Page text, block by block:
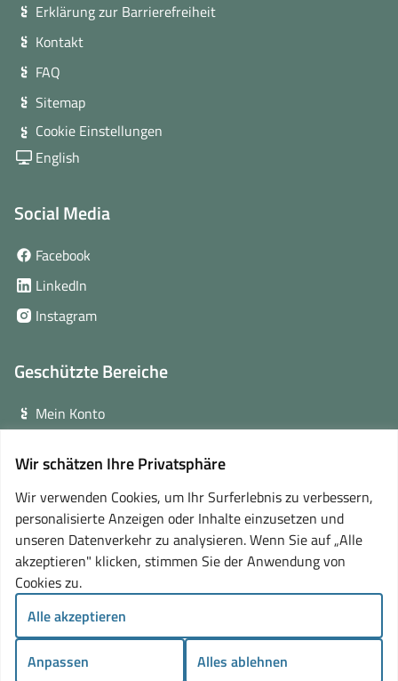
Wir schätzen Ihre Privatsphäre
Wir verwenden Cookies, um Ihr Surferlebnis zu verbessern,
personalisierte Anzeigen oder Inhalte einzusetzen und
unseren Datenverkehr zu analysieren. Wenn Sie auf „Alle
akzeptieren" klicken, stimmen Sie der Anwendung von
Cookies zu.
Anpassen Alles ablehnen
Alle akzeptieren
Erklärung zur Barrierefreiheit
Kontakt
FAQ
Sitemap
Cookie Einstellungen
English
Social Media
Facebook
Fenster)
LinkedIn
neuem
Instagram(öffnet
Fenster)
Geschützte Bereiche
Mein Konto
Online-Lernplattform(öffnet
in
neuem
Fenster)
Partner